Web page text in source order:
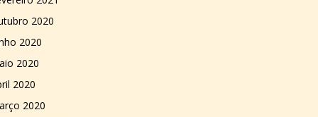
2020
2020
2020
2020
2020